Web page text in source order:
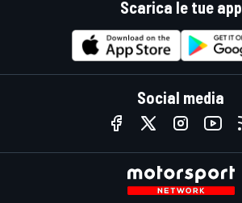
Scarica le tue app
Social media